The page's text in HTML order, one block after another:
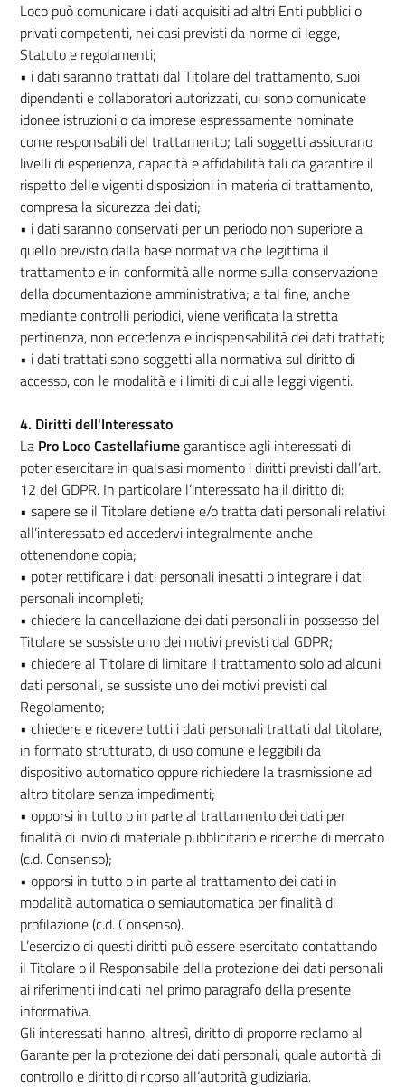
Loco può comunicare i dati acquisiti ad altri Enti pubblici o
privati competenti, nei casi previsti da norme di legge,
Statuto e regolamenti;
• i dati saranno trattati dal Titolare del trattamento, suoi
dipendenti e collaboratori autorizzati, cui sono comunicate
idonee istruzioni o da imprese espressamente nominate
come responsabili del trattamento; tali soggetti assicurano
livelli di esperienza, capacità e affidabilità tali da garantire il
rispetto delle vigenti disposizioni in materia di trattamento,
compresa la sicurezza dei dati;
• i dati saranno conservati per un periodo non superiore a
quello previsto dalla base normativa che legittima il
trattamento e in conformità alle norme sulla conservazione
della documentazione amministrativa; a tal fine, anche
mediante controlli periodici, viene verificata la stretta
pertinenza, non eccedenza e indispensabilità dei dati trattati;
• i dati trattati sono soggetti alla normativa sul diritto di
accesso, con le modalità e i limiti di cui alle leggi vigenti.
4. Diritti dell'Interessato
La Pro Loco Castellafiume garantisce agli interessati di
poter esercitare in qualsiasi momento i diritti previsti dall’art.
12 del GDPR. In particolare l’interessato ha il diritto di:
• sapere se il Titolare detiene e/o tratta dati personali relativi
all’interessato ed accedervi integralmente anche
ottenendone copia;
• poter rettificare i dati personali inesatti o integrare i dati
personali incompleti;
• chiedere la cancellazione dei dati personali in possesso del
Titolare se sussiste uno dei motivi previsti dal GDPR;
• chiedere al Titolare di limitare il trattamento solo ad alcuni
dati personali, se sussiste uno dei motivi previsti dal
Regolamento;
• chiedere e ricevere tutti i dati personali trattati dal titolare,
in formato strutturato, di uso comune e leggibili da
dispositivo automatico oppure richiedere la trasmissione ad
altro titolare senza impedimenti;
• opporsi in tutto o in parte al trattamento dei dati per
finalità di invio di materiale pubblicitario e ricerche di mercato
(c.d. Consenso);
• opporsi in tutto o in parte al trattamento dei dati in
modalità automatica o semiautomatica per finalità di
profilazione (c.d. Consenso).
L’esercizio di questi diritti può essere esercitato contattando
il Titolare o il Responsabile della protezione dei dati personali
ai riferimenti indicati nel primo paragrafo della presente
informativa.
Gli interessati hanno, altresì, diritto di proporre reclamo al
Garante per la protezione dei dati personali, quale autorità di
controllo e diritto di ricorso all’autorità giudiziaria.